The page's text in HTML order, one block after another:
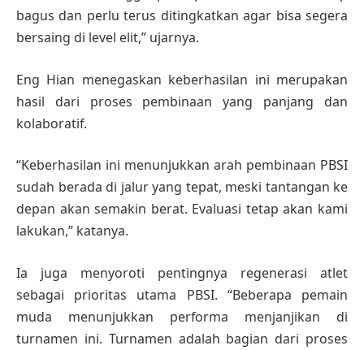
bagus dan perlu terus ditingkatkan agar bisa segera
bersaing di level elit,” ujarnya.
Eng Hian menegaskan keberhasilan ini merupakan
hasil dari proses pembinaan yang panjang dan
kolaboratif.
“Keberhasilan ini menunjukkan arah pembinaan PBSI
sudah berada di jalur yang tepat, meski tantangan ke
depan akan semakin berat. Evaluasi tetap akan kami
lakukan,” katanya.
Ia juga menyoroti pentingnya regenerasi atlet
sebagai prioritas utama PBSI. “Beberapa pemain
muda menunjukkan performa menjanjikan di
turnamen ini. Turnamen adalah bagian dari proses